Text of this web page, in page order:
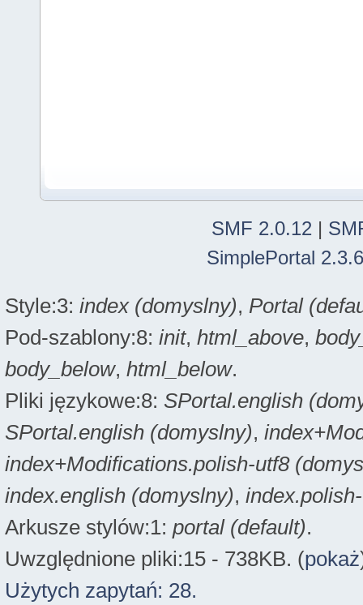
SMF 2.0.12 |
SimplePortal
Style:3: index (domyslny), Portal
Pod-szablony:8: init, html_above,
body_below, html_below.
Pliki językowe:8: SPortal.english
SPortal.english (domyslny),
index+Modifications.polish-utf8
index.english (domyslny),
Arkusze stylów:1: portal (default).
Uwzględnione pliki:15 - 738KB. (pokaż
Użytych zapytań: 28.